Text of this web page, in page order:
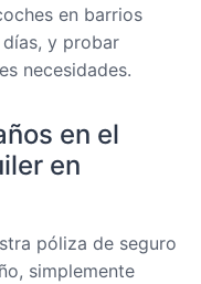
en barrios
y probar
necesidades.
en el
en
póliza de seguro
simplemente